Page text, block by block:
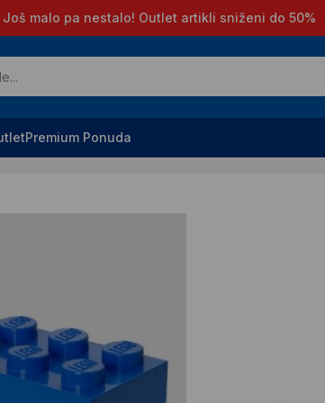
Još malo pa nestalo! Outlet artikli sniženi do 50%
Premium Ponuda